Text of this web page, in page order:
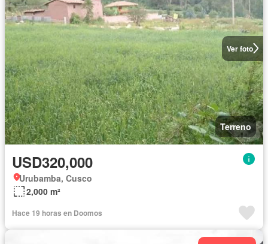
Ver foto
Terreno
USD320,000
Urubamba, Cusco
2,000 m²
Hace 19 horas en Doomos